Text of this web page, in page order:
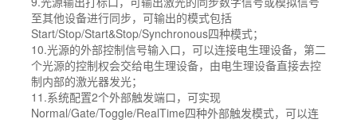
至其他设备进行同步，可输出的模式包括
Start/Stop/Start&Stop/Synchronous四种模式；
10.光源的外部控制信号输入口，可以连接电生理设备，第二
个光源的控制权会交给电生理设备，由电生理设备直接去控
制内部的激光器发光；
11.系统配置2个外部触发端口，可实现
Normal/Gate/Toggle/RealTime四种外部触发模式，可以连